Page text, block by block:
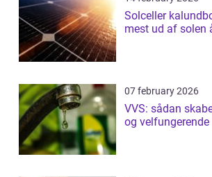
Solceller kalundborg sådan
mest ud af solen
07 february 2026
VVS: sådan
og velfungerende